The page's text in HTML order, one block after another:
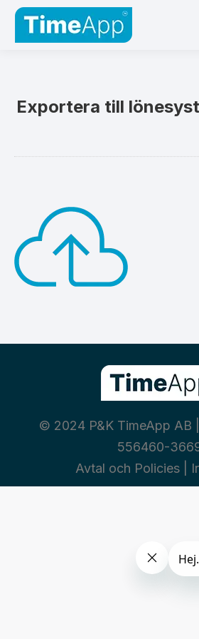
Exportera till
© 2024 P&K TimeApp AB
556460-
Avtal och Policies|